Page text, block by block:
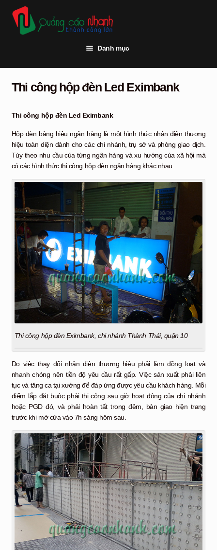
đến
Điều
Chuyển
đến
nội
Danh mục
Thi công quảng cáo
Đèn led
Khách hàng
Hỏi đáp
Thi công hộp đèn Led Eximbank
Thi công hộp đèn Led Eximbank
Hộp đèn bảng hiệu ngân hàng là một hình thức nhận diện thương
hiệu toàn diện dành cho các chi nhánh, trụ sở và phòng giao dịch.
Tùy theo nhu cầu của từng ngân hàng và xu hướng của xã hội mà
có các hình thức thi công hộp đèn ngân hàng khác nhau.
Thi công hộp đèn Eximbank, chi nhánh Thành Thái, quận 10
Do việc thay đổi nhận diện thương hiệu phải làm đồng loạt và
nhanh chóng nên tiền độ yêu cầu rất gấp. Việc sản xuất phải liên
tục và tăng ca tại xưởng để đáp ứng được yêu cầu khách hàng. Mỗi
điểm lắp đặt buộc phải thi công sau giờ hoạt động của chi nhánh
hoặc PGD đó, và phải hoàn tất trong đêm, bàn giao hiện trang
trước khi mở cửa vào 7h sáng hôm sau.